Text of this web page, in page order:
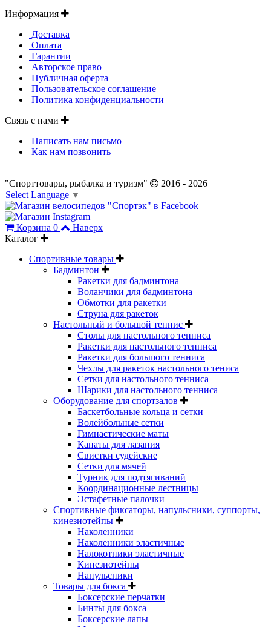
Информация
Доставка
Оплата
Гарантии
Авторское право
Публичная оферта
Пользовательское соглашение
Политика конфиденциальности
Связь с нами
Написать нам письмо
Как нам позвонить
"Спорттовары, рыбалка и туризм"
2016 - 2026
Select Language ▼
Корзина 0
Наверх
Каталог
Спортивные товары
Бадминтон
Ракетки для бадминтона
Воланчики для бадминтона
Обмотки для ракетки
Струна для ракеток
Настольный и большой теннис
Столы для настольного тенниса
Ракетки для настольного тенниса
Ракетки для большого тенниса
Чехлы для ракеток настольного тениса
Сетки для настольного тенниса
Шарики для настольного тенниса
Оборудование для спортзалов
Баскетбольные кольца и сетки
Волейбольные сетки
Гимнастические маты
Канаты для лазания
Свистки судейские
Сетки для мячей
Турник для подтягиваний
Координационные лестницы
Эстафетные палочки
Спортивные фиксаторы, напульсники, суппорты,
кинезиотейпы
Наколенники
Наколенники эластичные
Налокотники эластичные
Кинезиотейпы
Напульсники
Товары для бокса
Боксерские перчатки
Бинты для бокса
Боксерские лапы